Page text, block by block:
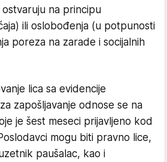
na principu
ili oslobođenja (u potpunosti
poreza na zarade i socijalnih
lica sa evidencije
zapošljavanje odnose se na
je šest meseci prijavljeno kod
mogu biti pravno lice,
paušalac, kao i